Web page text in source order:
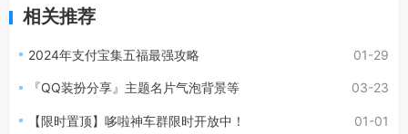
相关推荐
01-29
2024年支付宝集五福最强攻略
03-23
『QQ装扮分享』主题名片气泡背景等
01-01
【限时置顶】哆啦神车群限时开放中！